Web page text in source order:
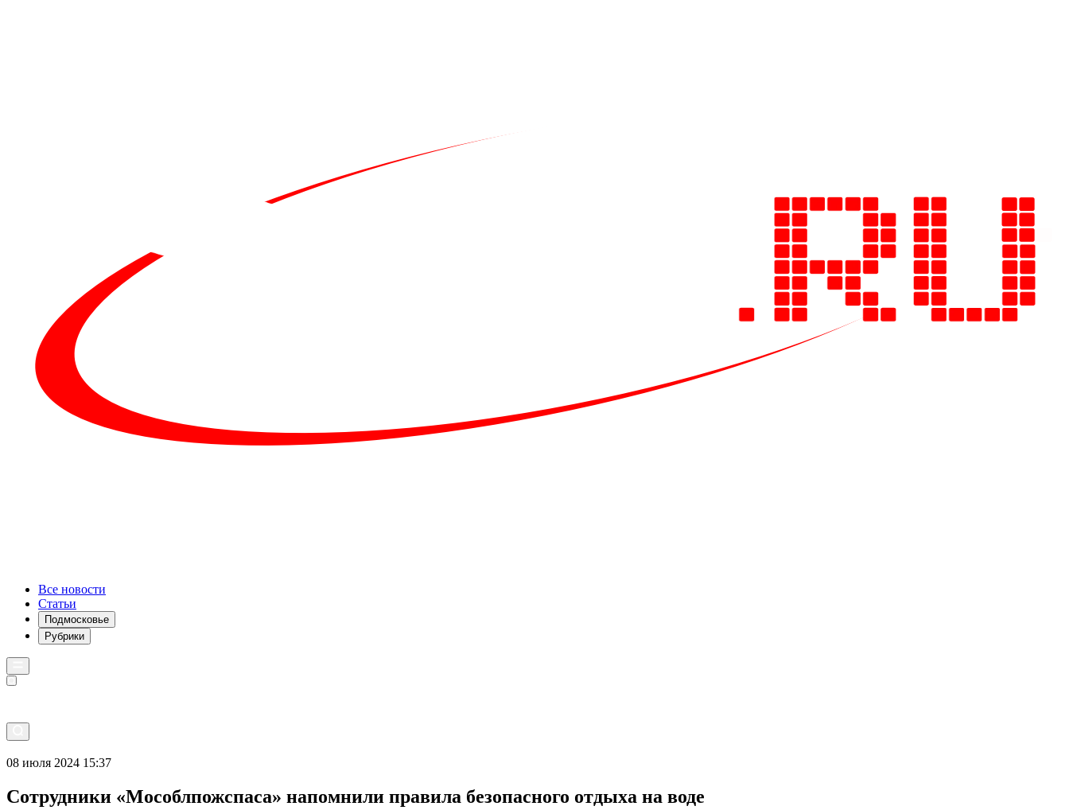
Все новости
Статьи
Подмосковье
Рубрики
08 июля 2024 15:37
Сотрудники «Мособлпожспаса» напомнили правила безопасного отдыха на воде